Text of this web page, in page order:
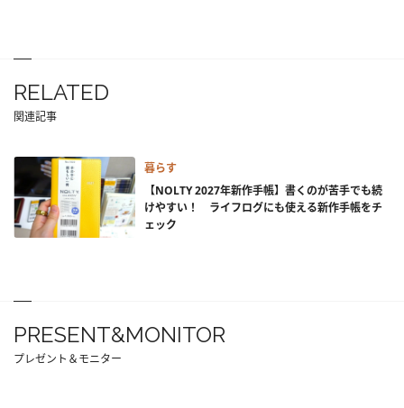
RELATED
関連記事
暮らす
【NOLTY 2027年新作手帳】書くのが苦手でも続
けやすい！ ライフログにも使える新作手帳をチ
ェック
PRESENT&MONITOR
プレゼント＆モニター